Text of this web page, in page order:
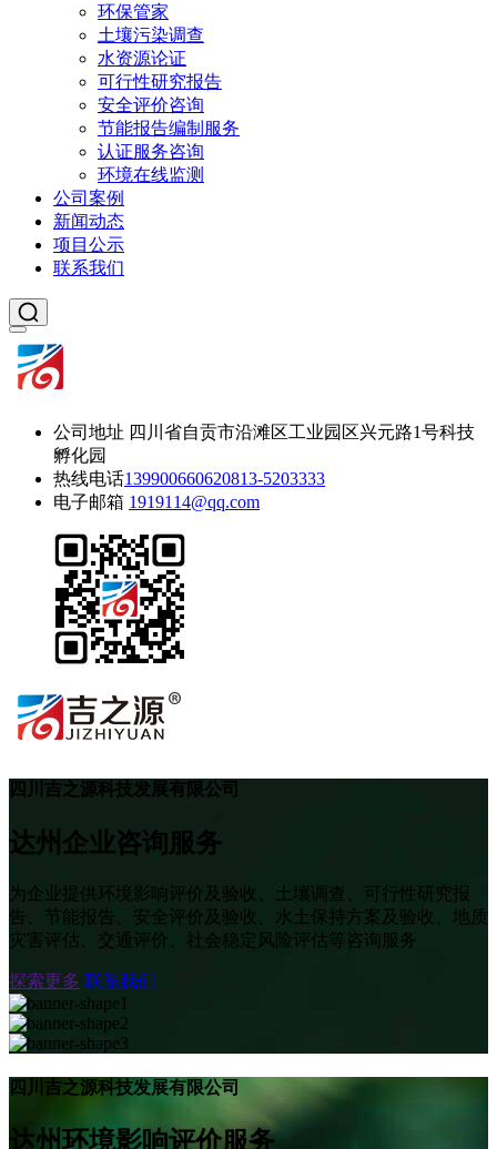
环保管家
土壤污染调查
水资源论证
可行性研究报告
安全评价咨询
节能报告编制服务
认证服务咨询
环境在线监测
公司案例
新闻动态
项目公示
联系我们
公司地址 四川省自贡市沿滩区工业园区兴元路1号科技
孵化园
热线电话139900660620813-5203333
电子邮箱 1919114@qq.com
四川吉之源科技发展有限公司
达州企业咨询服务
为企业提供环境影响评价及验收、土壤调查、可行性研究报
告、节能报告、安全评价及验收、水土保持方案及验收、地质
灾害评估、交通评价、社会稳定风险评估等咨询服务
探索更多 联系我们
四川吉之源科技发展有限公司
达州环境影响评价服务